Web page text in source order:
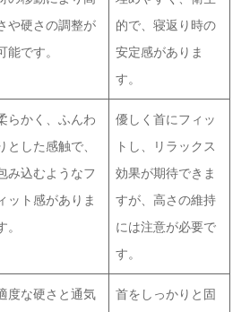
や硬さの調整が
能です。
的で、寝返り時の
安定感がありま
す。
らかく、ふんわ
とした感触で、
み込むようなフ
ット感がありま
。
優しく首にフィッ
トし、リラックス
効果が期待できま
すが、高さの維持
には注意が必要で
す。
度な硬さと通気
首をしっかりと固